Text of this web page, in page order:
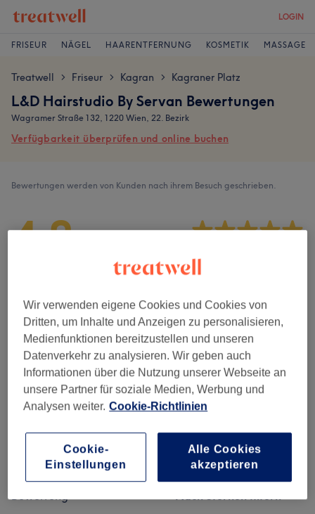
LOGIN
FRISEUR NÄGEL HAARENTFERNUNG KOSMETIK MASSAGE
Treatwell > Friseur > Kagran > Kagraner Platz
L&D Hairstudio By Servan Bewertungen
Wagramer Straße 132, 1220 Wien, 22. Bezirk
Verfügbarkeit überprüfen und online buchen
Bewertungen werden von Kunden nach ihrem Besuch geschrieben.
4,8
Sauberkeit
Service
Bewertungen filtern
Behandlung Alle Bewertungen
Bewertung Nach Sternen filtern
Wir verwenden eigene Cookies und Cookies von
Dritten, um Inhalte und Anzeigen zu personalisieren,
Medienfunktionen bereitzustellen und unseren
Datenverkehr zu analysieren. Wir geben auch
Informationen über die Nutzung unserer Webseite an
unsere Partner für soziale Medien, Werbung und
Analysen weiter. Cookie-Richtlinien
Alle Cookies
akzeptieren
Cookie-
Einstellungen